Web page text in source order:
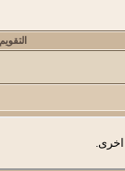
التقويم
اخرى.